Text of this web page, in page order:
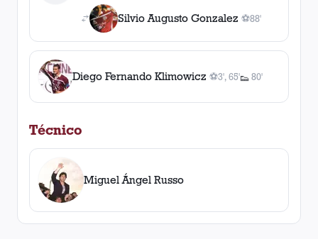
Silvio Augusto Gonzalez ⚽
1gol
88'
Diego Fernando Klimowicz ⚽
2goles , 3', 65'
3', 65'👟
1asistencia
80'
Técnico
Miguel Ángel Russo